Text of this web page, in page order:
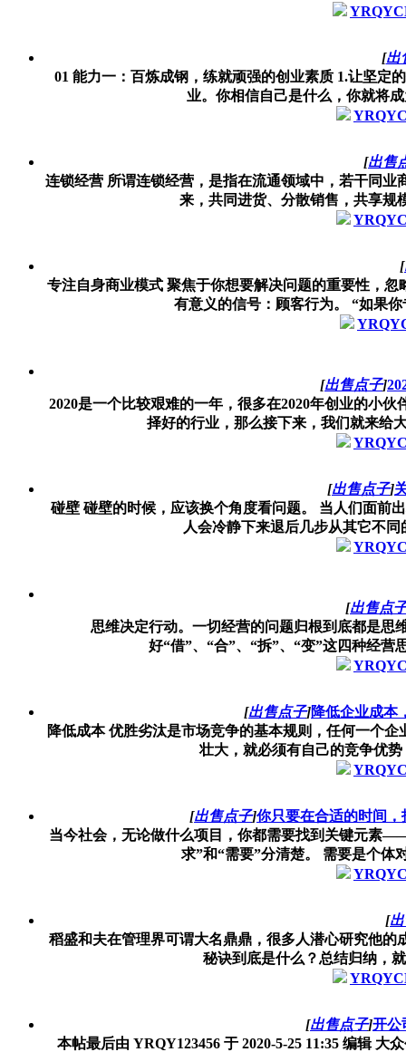
[出
01 能力一：百炼成钢，练就顽强的创业素质 1.让坚定
业。你相信自己是什么，你就将
[出售
连锁经营 所谓连锁经营，是指在流通领域中，若干同
来，共同进货、分散销售，共享规
[
专注自身商业模式 聚焦于你想要解决问题的重要性
有意义的信号：顾客行为。 “如果
[出售点子]
2020是一个比较艰难的一年，很多在2020年创业的小
择好的行业，那么接下来，我们就来给
[出售点子]
碰壁 碰壁的时候，应该换个角度看问题。 当人们面前
人会冷静下来退后几步从其它不
[出售点
思维决定行动。一切经营的问题归根到底都是思
好“借”、“合”、“拆”、“变”这四种经
[出售点子]降低企业成
降低成本 优胜劣汰是市场竞争的基本规则，任何一个
壮大，就必须有自己的竞争优
[出售点子]你只要在合适的时间
当今社会，无论做什么项目，你都需要找到关键元素
求”和“需要”分清楚。 需要是个体
[
稻盛和夫在管理界可谓大名鼎鼎，很多人潜心研究他
秘诀到底是什么？总结归纳，
[出售点子]开公
本帖最后由 YRQY123456 于 2020-5-25 11:35 编辑 大